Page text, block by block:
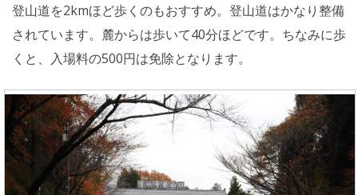
登山道を2kmほど歩くのもおすすめ。登山道はかなり整備
されています。麓からは歩いて40分ほどです。ちなみに歩
くと、入場料の500円は免除となります。